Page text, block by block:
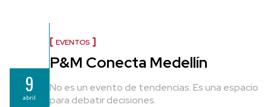
9
abril
EVENTOS
P&M Conecta Medellín
No es un evento de tendencias. Es una espacio
para debatir decisiones.